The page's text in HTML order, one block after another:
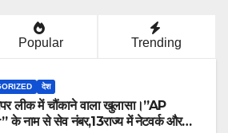
Popular Trending
देश
लीक में चौंकाने वाला खुलासा।”AP
नाम से सेव नंबर,13राज्य में नेटवर्क और